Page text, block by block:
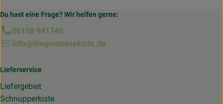
Du hast eine Frage? Wir helfen gerne:
06158 941740
info@diegemuesekiste.de
Lieferservice
Liefergebiet
Schnupperkiste